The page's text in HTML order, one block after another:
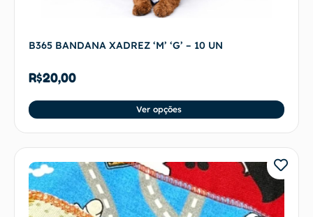
B365 BANDANA XADREZ ‘M’ ‘G’ – 10 UN
R$20,00
Ver opções